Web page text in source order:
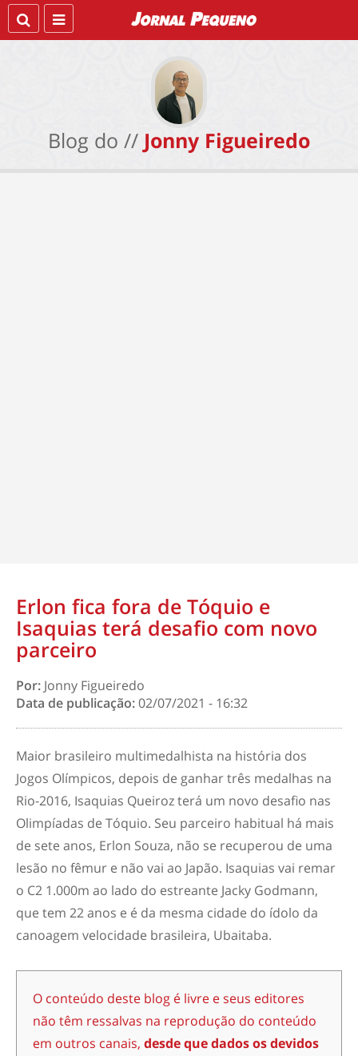
Blog do // Jonny Figueiredo
Erlon fica fora de Tóquio e
Isaquias terá desafio com novo
parceiro
Por: Jonny Figueiredo
Data de publicação:02/07/2021 - 16:32
Maior brasileiro multimedalhista na história dos
Jogos Olímpicos, depois de ganhar três medalhas na
Rio-2016, Isaquias Queiroz terá um novo desafio nas
Olimpíadas de Tóquio. Seu parceiro habitual há mais
de sete anos, Erlon Souza, não se recuperou de uma
lesão no fêmur e não vai ao Japão. Isaquias vai remar
o C2 1.000m ao lado do estreante Jacky Godmann,
que tem 22 anos e é da mesma cidade do ídolo da
canoagem velocidade brasileira, Ubaitaba.
O conteúdo deste blog é livre e seus editores
não têm ressalvas na reprodução do conteúdo
em outros canais, desde que dados os devidos